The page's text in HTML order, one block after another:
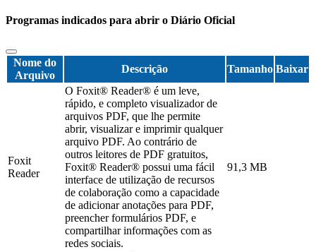
Programas indicados para abrir o Diário Oficial
Nome do
Arquivo
Descrição Tamanho Baixar
Foxit
Reader
O Foxit® Reader® é um leve,
rápido, e completo visualizador de
arquivos PDF, que lhe permite
abrir, visualizar e imprimir qualquer
arquivo PDF. Ao contrário de
outros leitores de PDF gratuitos,
Foxit® Reader® possui uma fácil
interface de utilização de recursos
de colaboração como a capacidade
de adicionar anotações para PDF,
preencher formulários PDF, e
compartilhar informações com as
redes sociais.
91,3 MB